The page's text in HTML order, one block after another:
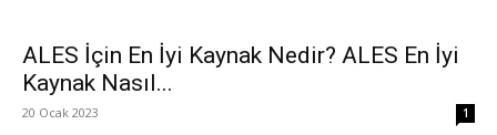
ALES İçin En İyi Kaynak Nedir? ALES En İyi
Kaynak Nasıl...
20 Ocak 2023 1